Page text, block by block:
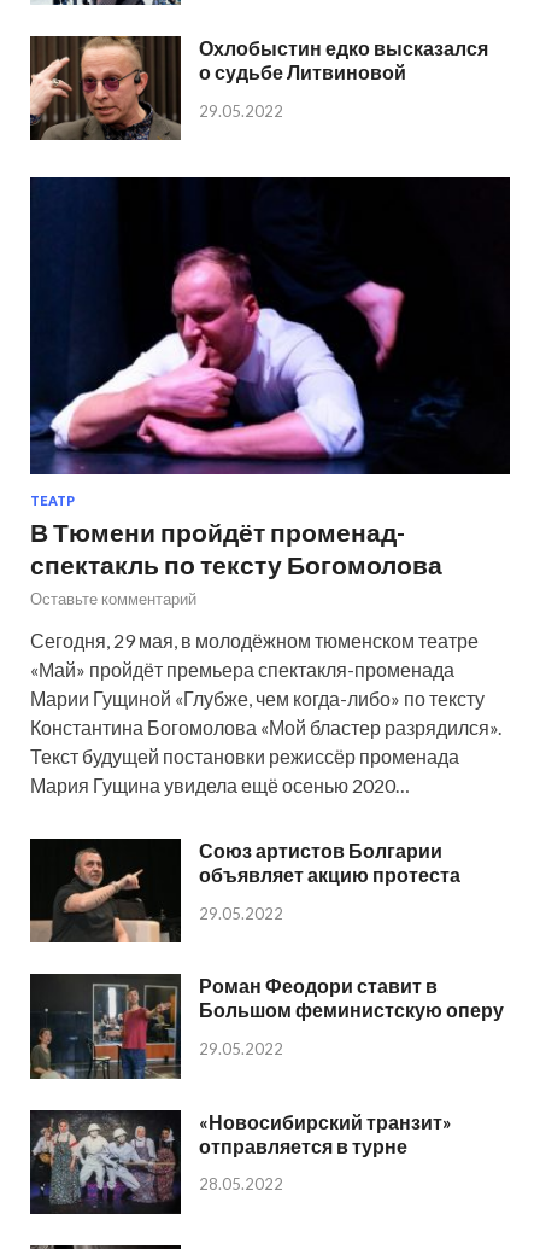
Охлобыстин едко высказался
о судьбе Литвиновой
29.05.2022
ТЕАТР
В Тюмени пройдёт променад-
спектакль по тексту Богомолова
Оставьте комментарий
Сегодня, 29 мая, в молодёжном тюменском театре
«Май» пройдёт премьера спектакля-променада
Марии Гущиной «Глубже, чем когда-либо» по тексту
Константина Богомолова «Мой бластер разрядился».
Текст будущей постановки режиссёр променада
Мария Гущина увидела ещё осенью 2020…
Союз артистов Болгарии
объявляет акцию протеста
29.05.2022
Роман Феодори ставит в
Большом феминистскую оперу
29.05.2022
«Новосибирский транзит»
отправляется в турне
28.05.2022